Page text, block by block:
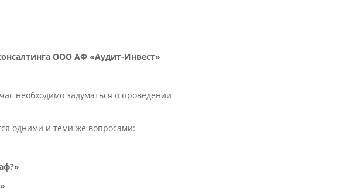
ООО АФ «Аудит-Инвест»
необходимо задуматься о проведении
одними и теми же вопросами: